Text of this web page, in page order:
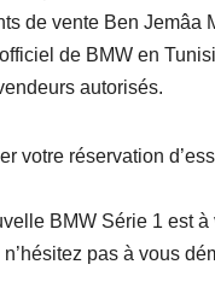
de vente Ben Jemâa
de BMW en
autorisés.
votre réservation
BMW Série 1 est à
pas à vous